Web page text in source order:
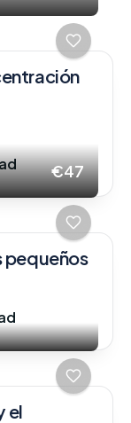
€47
pequeños
el